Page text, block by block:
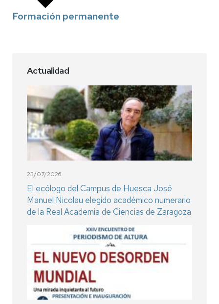
Formación permanente
Actualidad
23/07/2026
El ecólogo del Campus de Huesca José
Manuel Nicolau elegido académico numerario
de la Real Academia de Ciencias de Zaragoza